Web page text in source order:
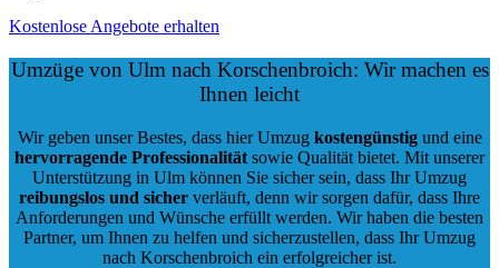
Kostenlose Angebote erhalten
Umzüge von Ulm nach Korschenbroich: Wir machen es
Ihnen leicht
Wir geben unser Bestes, dass hier Umzug kostengünstigund eine
hervorragende Professionalität sowie Qualität bietet. Mit unserer
Unterstützung in Ulm können Sie sicher sein, dass Ihr Umzug
reibungslos und sicher verläuft, denn wir sorgen dafür, dass Ihre
Anforderungen und Wünsche erfüllt werden. Wir haben die besten
Partner, um Ihnen zu helfen und sicherzustellen, dass Ihr Umzug
nach Korschenbroich ein erfolgreicher ist.